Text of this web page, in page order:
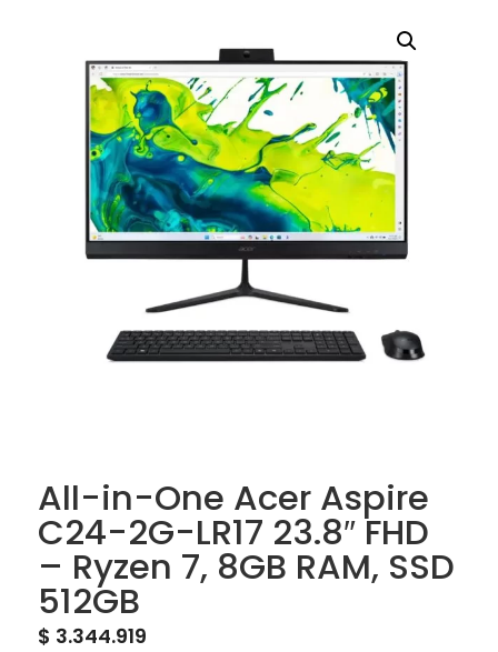
All-in-One Acer Aspire
C24-2G-LR17 23.8″ FHD
– Ryzen 7, 8GB RAM, SSD
512GB
$ 3.344.919